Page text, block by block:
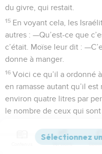
du givre, qui restait.
15 En voyant cela, les
autres : —Qu’est-ce que
c’était. Moïse leur dit :
donne à manger.
16 Voici ce qu’il a ordonné
en ramasse autant qu’il
environ quatre litres par
le nombre de ceux qui sont
les autres moins.
Versions